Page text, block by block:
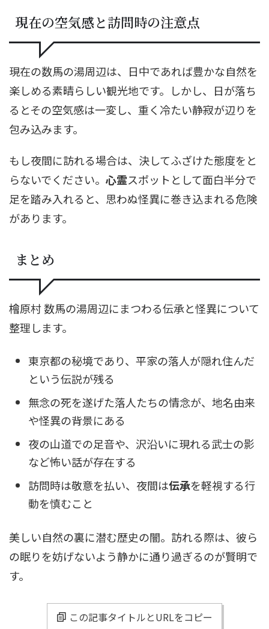
現在の空気感と訪問時の注意点
現在の数馬の湯周辺は、日中であれば豊かな自然を
楽しめる素晴らしい観光地です。しかし、日が落ち
るとその空気感は一変し、重く冷たい静寂が辺りを
包み込みます。
もし夜間に訪れる場合は、決してふざけた態度をと
らないでください。 心霊スポットとして面白半分で
足を踏み入れると、思わぬ怪異に巻き込まれる危険
があります。
まとめ
檜原村 数馬の湯周辺にまつわる伝承と怪異について
整理します。
東京都の秘境であり、平家の落人が隠れ住んだ
という伝説が残る
無念の死を遂げた落人たちの情念が、地名由来
や怪異の背景にある
夜の山道での足音や、沢沿いに現れる武士の影
など怖い話が存在する
訪問時は敬意を払い、夜間は伝承を軽視する行
動を慎むこと
美しい自然の裏に潜む歴史の闇。訪れる際は、彼ら
の眠りを妨げないよう静かに通り過ぎるのが賢明で
す。
この記事タイトルとURLをコピー